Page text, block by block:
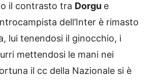
il contrasto tra Dorgu e
dell’Inter è rimasto
lui tenendosi il ginocchio, i
mettendosi le mani nei
il cc della Nazionale si è